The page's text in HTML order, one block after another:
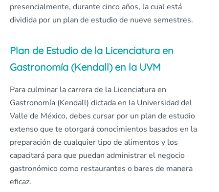
presencialmente, durante cinco años, la cual está
dividida por un plan de estudio de nueve semestres.
Plan de Estudio de la Licenciatura en
Gastronomía (Kendall) en la UVM
Para culminar la carrera de la Licenciatura en
Gastronomía (Kendall) dictada en la Universidad del
Valle de México, debes cursar por un plan de estudio
extenso que te otorgará conocimientos basados en la
preparación de cualquier tipo de alimentos y los
capacitará para que puedan administrar el negocio
gastronómico como restaurantes o bares de manera
eficaz.